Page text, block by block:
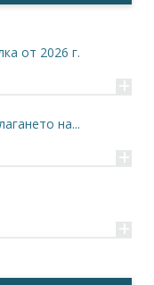
от 2026 г.
+
на...
+
+